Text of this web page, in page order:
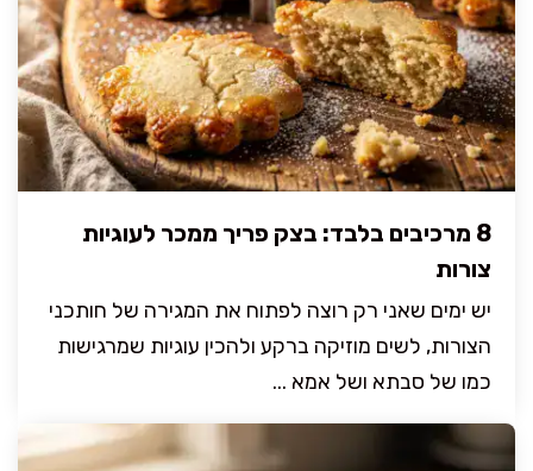
8 מרכיבים בלבד: בצק פריך ממכר לעוגיות
צורות
יש ימים שאני רק רוצה לפתוח את המגירה של חותכני
הצורות, לשים מוזיקה ברקע ולהכין עוגיות שמרגישות
כמו של סבתא ושל אמא ...